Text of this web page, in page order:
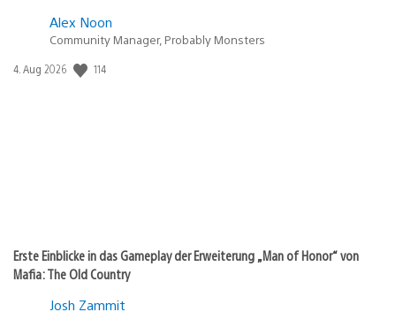
Alex Noon
Community Manager, Probably Monsters
Veröffentlichungsdatum:
4. Aug 2026 114
Erste Einblicke in das Gameplay der Erweiterung „Man of Honor“ von
Mafia: The Old Country
Josh Zammit